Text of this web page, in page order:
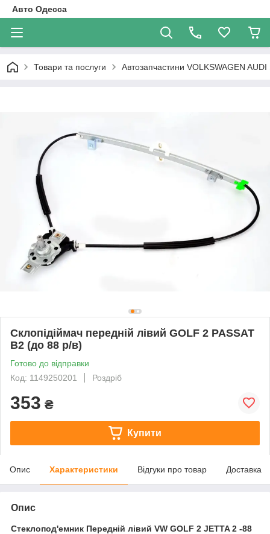
Авто Одесса
Товари та послуги Автозапчастини VOLKSWAGEN AUDI
Склопідіймач передній лівий GOLF 2 PASSAT
B2 (до 88 р/в)
Готово до відправки
Код: 1149250201
Роздріб
353 ₴
Купити
Опис Характеристики Відгуки про товар Доставка
Опис
Стеклопод'емник Передній лівий VW GOLF 2 JETTA 2 -88